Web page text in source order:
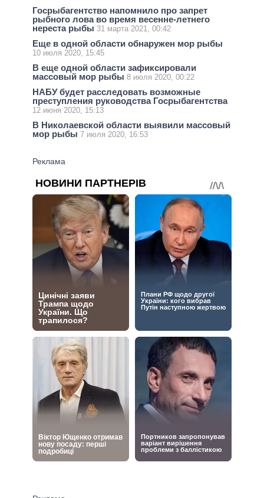
Госрыбагентство напомнило про запрет
рыбного лова во время весенне-летнего
нереста рыбы 31 марта 2021, 00:42
Еще в одной области обнаружен мор рыбы
10 июля 2020, 15:45
В еще одной области зафиксировали
массовый мор рыбы 8 июля 2020, 00:22
НАБУ будет расследовать возможные
преступления руководства Госрыбагентства
12 июня 2020, 15:13
В Николаевской области выявили массовый
мор рыбы 7 июля 2020, 16:53